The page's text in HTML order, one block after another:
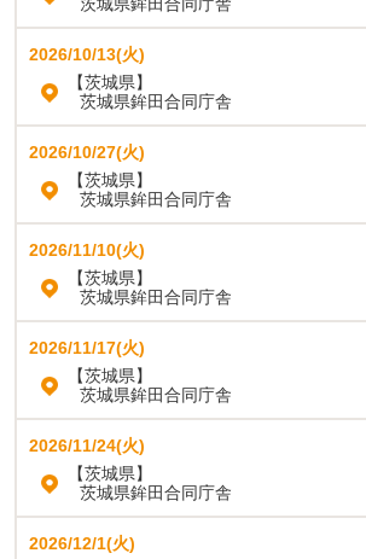
2026/10/13(火)
【茨城県】
茨城県鉾田合同庁舎
2026/10/27(火)
【茨城県】
茨城県鉾田合同庁舎
2026/11/10(火)
【茨城県】
茨城県鉾田合同庁舎
2026/11/17(火)
【茨城県】
茨城県鉾田合同庁舎
2026/11/24(火)
【茨城県】
茨城県鉾田合同庁舎
2026/12/1(火)